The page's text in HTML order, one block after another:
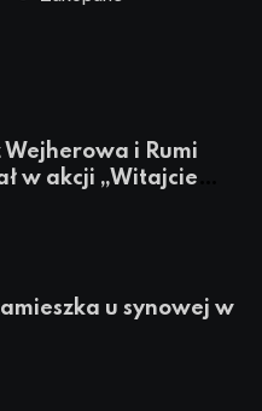
Wejherowa i Rumi
w akcji „Witajcie
u synowej w